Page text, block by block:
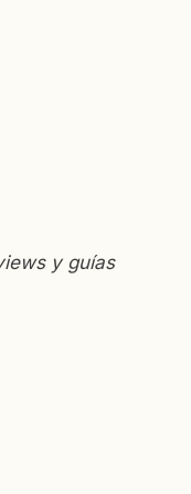
y guías